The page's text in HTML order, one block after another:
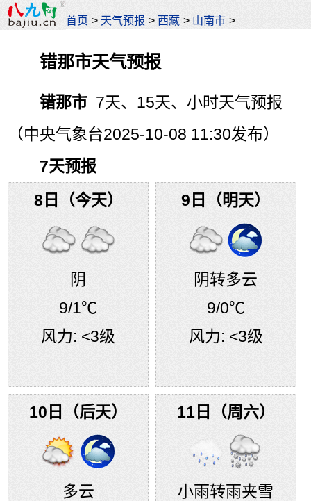
首页 > 天气预报 > 西藏 > 山南市 >
错那市天气预报
错那市 7天、15天、小时天气预报
（中央气象台2025-10-08 11:30发布）
7天预报
8日（今天）
阴
9/1℃
风力: <3级
9日（明天）
阴转多云
9/0℃
风力: <3级
10日（后天）
多云
11日（周六）
小雨转雨夹雪